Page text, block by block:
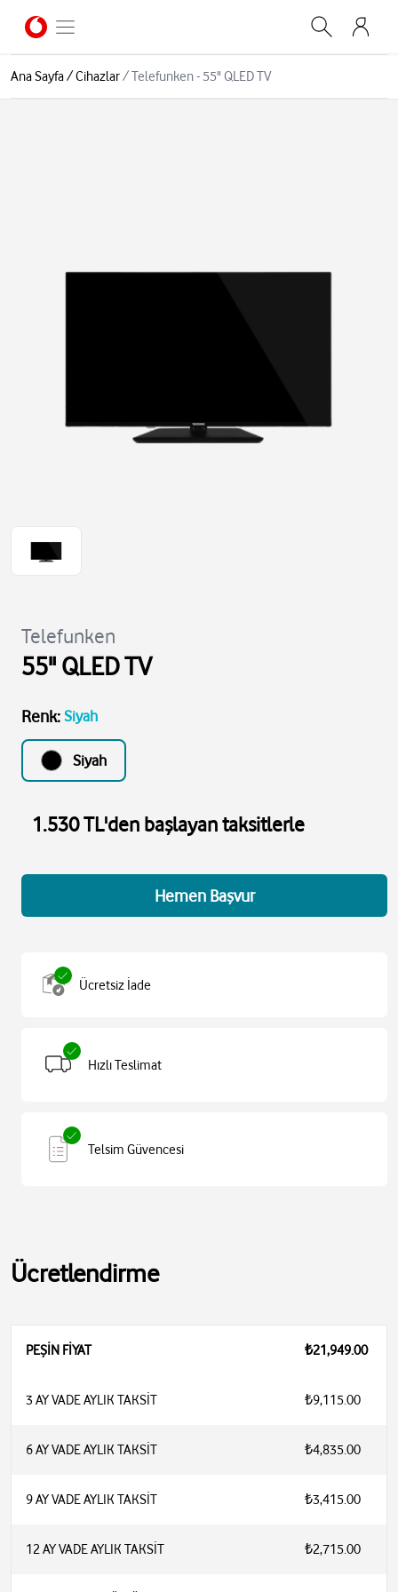
Ana Sayfa/Cihazlar/Telefunken - 55" QLED TV
Telefunken
55" QLED TV
Renk: Siyah
Siyah
1.530 TL'den başlayan taksitlerle
Hemen Başvur
Ücretsiz İade
Hızlı Teslimat
Telsim Güvencesi
Ücretlendirme
PEŞİN FİYAT ₺21,949.00
3 AY VADE AYLIK TAKSİT ₺9,115.00
6 AY VADE AYLIK TAKSİT ₺4,835.00
9 AY VADE AYLIK TAKSİT ₺3,415.00
12 AY VADE AYLIK TAKSİT ₺2,715.00